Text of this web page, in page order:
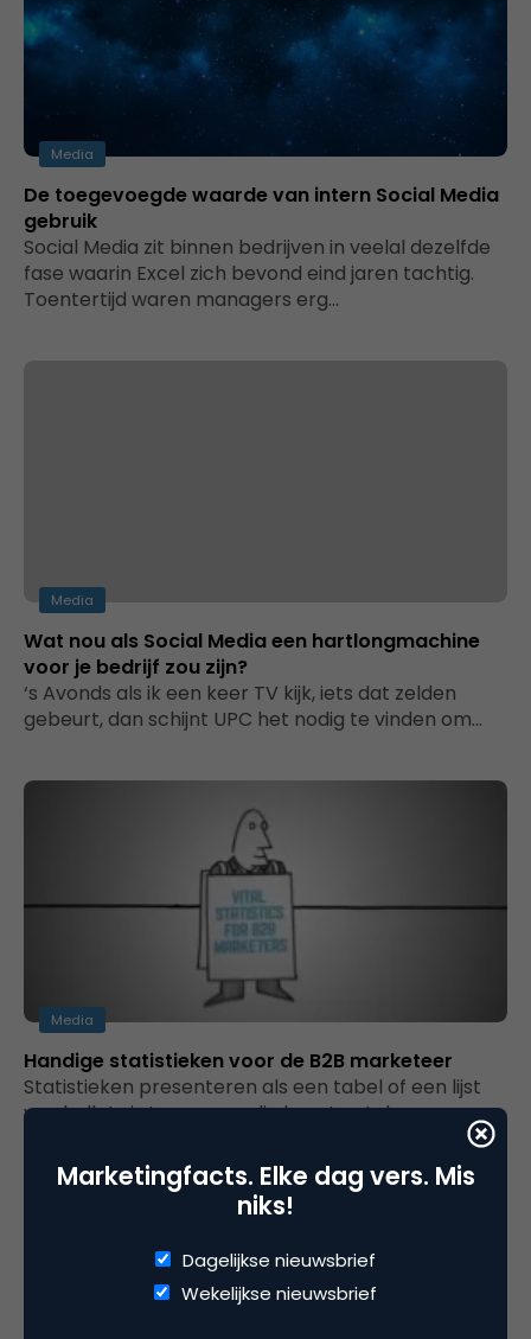
Media
De toegevoegde waarde van intern Social Media
gebruik
Social Media zit binnen bedrijven in veelal dezelfde
fase waarin Excel zich bevond eind jaren tachtig.
Toentertijd waren managers erg…
Media
Wat nou als Social Media een hartlongmachine
voor je bedrijf zou zijn?
‘s Avonds als ik een keer TV kijk, iets dat zelden
gebeurt, dan schijnt UPC het nodig te vinden om…
Media
Handige statistieken voor de B2B marketeer
Statistieken presenteren als een tabel of een lijst
van bullets is tegenwoordig haast not done
Marketingfacts. Elke dag vers. Mis
niks!
Dagelijkse nieuwsbrief
Wekelijkse nieuwsbrief